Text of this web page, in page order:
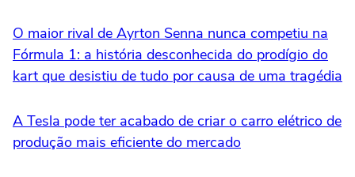
O maior rival de Ayrton Senna nunca competiu na
Fórmula 1: a história desconhecida do prodígio do
kart que desistiu de tudo por causa de uma tragédia
A Tesla pode ter acabado de criar o carro elétrico de
produção mais eficiente do mercado